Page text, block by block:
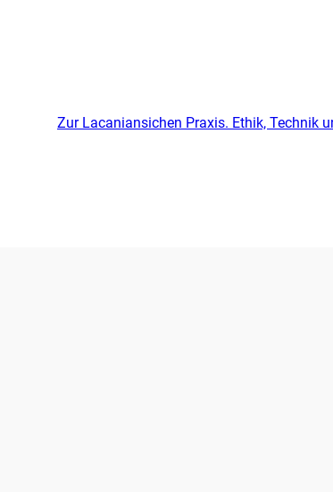
Zur Lacaniansichen Praxis. Ethik, Technik